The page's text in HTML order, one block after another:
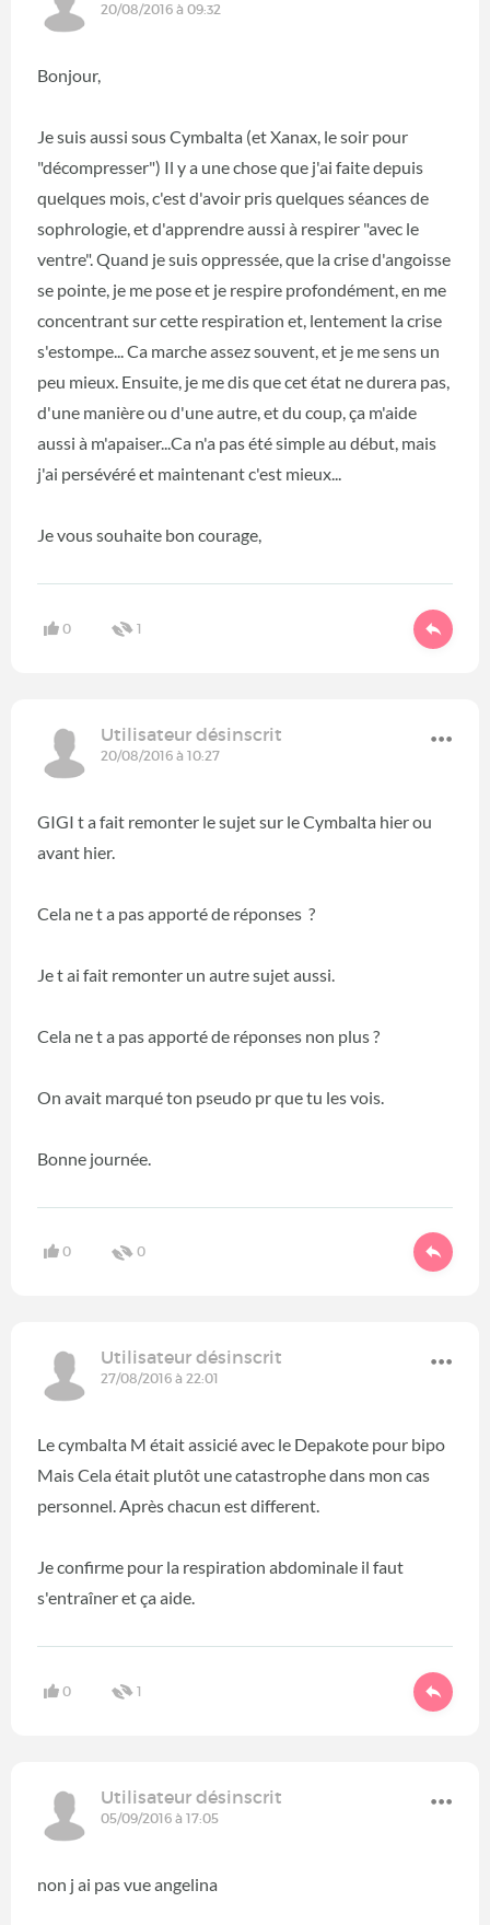
20/08/2016 à 09:32
Bonjour,
Je suis aussi sous Cymbalta (et Xanax, le soir pour
"décompresser") Il y a une chose que j'ai faite depuis
quelques mois, c'est d'avoir pris quelques séances de
sophrologie, et d'apprendre aussi à respirer "avec le
ventre". Quand je suis oppressée, que la crise d'angoisse
se pointe, je me pose et je respire profondément, en me
concentrant sur cette respiration et, lentement la crise
s'estompe... Ca marche assez souvent, et je me sens un
peu mieux. Ensuite, je me dis que cet état ne durera pas,
d'une manière ou d'une autre, et du coup, ça m'aide
aussi à m'apaiser...Ca n'a pas été simple au début, mais
j'ai persévéré et maintenant c'est mieux...
Je vous souhaite bon courage,
0 1
Utilisateur désinscrit
20/08/2016 à 10:27
GIGI t a fait remonter le sujet sur le Cymbalta hier ou
avant hier.
Cela ne t a pas apporté de réponses ?
Je t ai fait remonter un autre sujet aussi.
Cela ne t a pas apporté de réponses non plus ?
On avait marqué ton pseudo pr que tu les vois.
Bonne journée.
0 0
Utilisateur désinscrit
27/08/2016 à 22:01
Le cymbalta M était assicié avec le Depakote pour bipo
Mais Cela était plutôt une catastrophe dans mon cas
personnel. Après chacun est different.
Je confirme pour la respiration abdominale il faut
s'entraîner et ça aide.
0 1
Utilisateur désinscrit
05/09/2016 à 17:05
non j ai pas vue angelina